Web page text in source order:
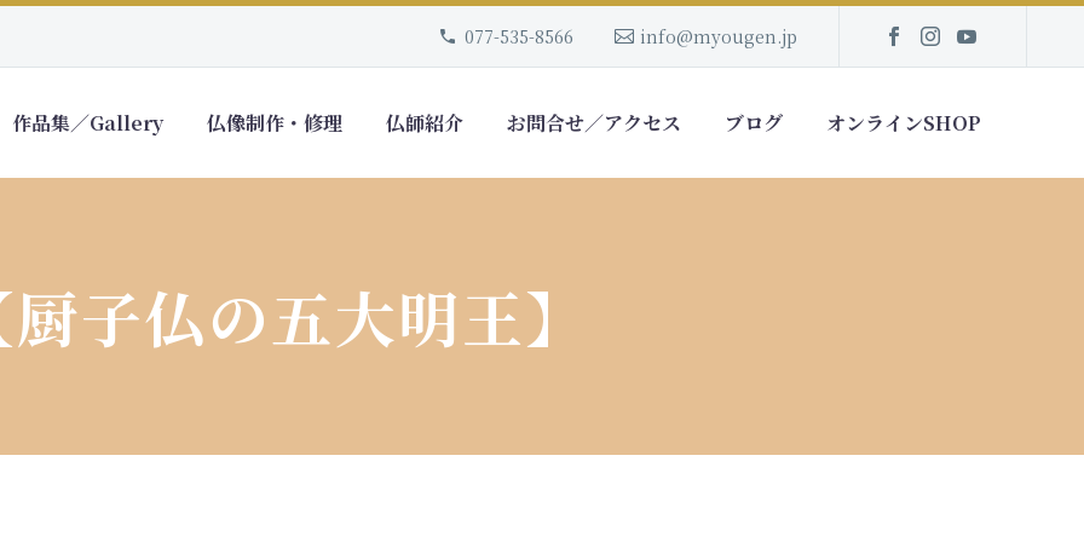
077-535-8566 info@myougen.jp
作品集／Gallery 仏像制作・修理 仏師紹介 お問合せ／アクセス ブログ オンラインSHOP
子仏の五大明王】